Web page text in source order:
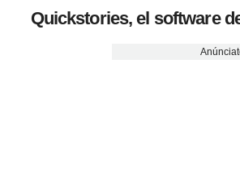
Quickstories, el software